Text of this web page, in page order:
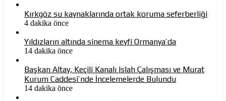
Kırkgöz su kaynaklarında ortak koruma seferberliği
4 dakika önce
Yıldızların altında sinema keyfi Ormanya’da
14 dakika önce
Başkan Altay, Keçili Kanalı Islah Çalışması ve Murat
Kurum Caddesi’nde İncelemelerde Bulundu
14 dakika önce